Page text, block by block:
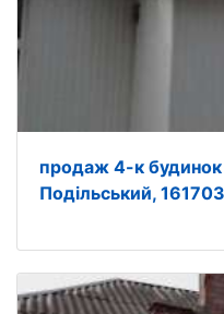
продаж 4-к
Подільський,